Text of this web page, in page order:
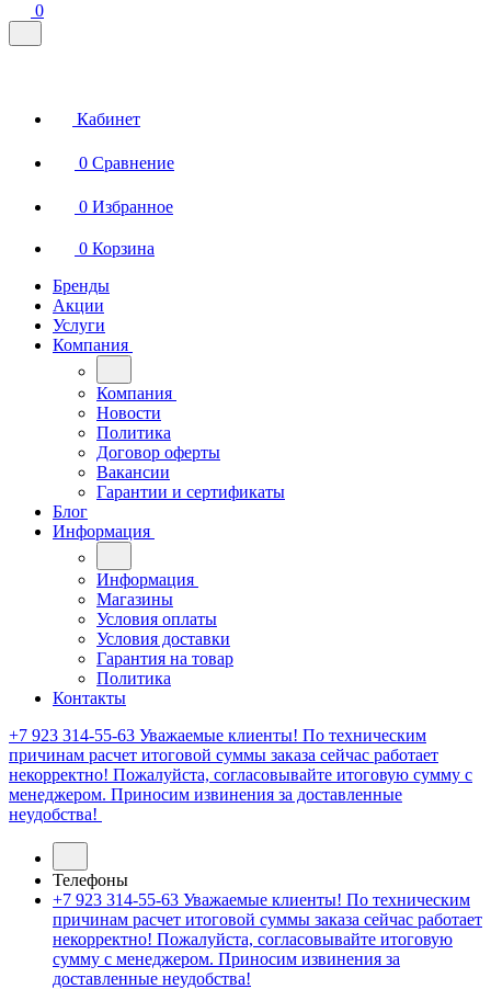
0
Кабинет
0 Сравнение
0 Избранное
0 Корзина
Бренды
Акции
Услуги
Компания
Компания
Новости
Политика
Договор оферты
Вакансии
Гарантии и сертификаты
Блог
Информация
Информация
Магазины
Условия оплаты
Условия доставки
Гарантия на товар
Политика
Контакты
+7 923 314-55-63 Уважаемые клиенты! По техническим
причинам расчет итоговой суммы заказа сейчас работает
некорректно! Пожалуйста, согласовывайте итоговую сумму с
менеджером. Приносим извинения за доставленные
неудобства!
Телефоны
+7 923 314-55-63 Уважаемые клиенты! По техническим
причинам расчет итоговой суммы заказа сейчас работает
некорректно! Пожалуйста, согласовывайте итоговую
сумму с менеджером. Приносим извинения за
доставленные неудобства!